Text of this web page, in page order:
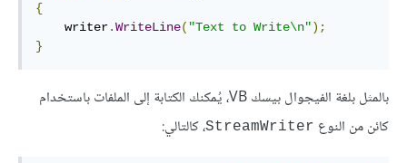
{
    writer
.WriteLine( "Text to Write\n");
}
بالمثل بلغة الفيجوال بيسك VB، يُمكنك الكتابة إلى الملفات باستخدام
كائن من النوع StreamWriter، كالتالي: